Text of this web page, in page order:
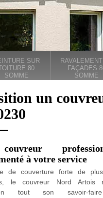
SUR
80
SOMME
FAÇADES
SOMME
un
à votre service
de couverture forte de
le couvreur Nord
tout son savoir-